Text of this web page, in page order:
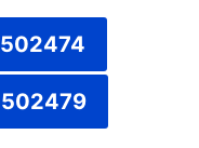
502474
502479